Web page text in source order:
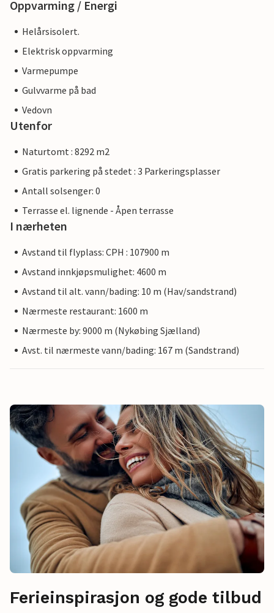
Oppvarming / Energi
Helårsisolert.
Elektrisk oppvarming
Varmepumpe
Gulvvarme på bad
Vedovn
Utenfor
Naturtomt : 8292 m2
Gratis parkering på stedet : 3 Parkeringsplasser
Antall solsenger: 0
Terrasse el. lignende - Åpen terrasse
I nærheten
Avstand til flyplass: CPH : 107900 m
Avstand innkjøpsmulighet: 4600 m
Avstand til alt. vann/bading: 10 m (Hav/sandstrand)
Nærmeste restaurant: 1600 m
Nærmeste by: 9000 m (Nykøbing Sjælland)
Avst. til nærmeste vann/bading: 167 m (Sandstrand)
Ferieinspirasjon og gode tilbud